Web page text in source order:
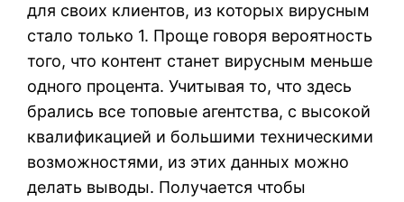
для своих клиентов, из которых вирусным
стало только 1. Проще говоря вероятность
того, что контент станет вирусным меньше
одного процента. Учитывая то, что здесь
брались все топовые агентства, с высокой
квалификацией и большими техническими
возможностями, из этих данных можно
делать выводы. Получается чтобы